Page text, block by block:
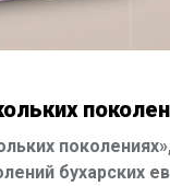
бухарских